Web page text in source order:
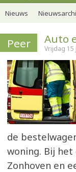
Nieuws
Peer Auto
Vrijdag 15
de
woning. Bij
Zonhoven en